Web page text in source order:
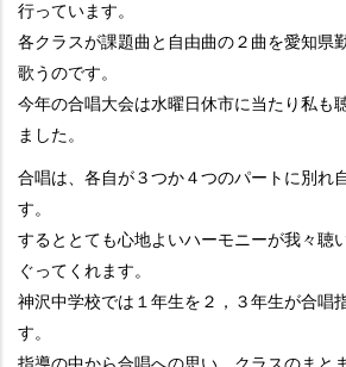
行っています。
各クラスが課題曲と自由曲の２曲を愛知県
歌うのです。
今年の合唱大会は水曜日休市に当たり私も
ました。
合唱は、各自が３つか４つのパートに別れ
す。
するととても心地よいハーモニーが我々聴
ぐってくれます。
神沢中学校では１年生を２，３年生が合唱
す。